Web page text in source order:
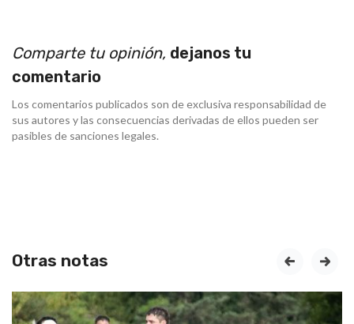
Comparte tu opinión, dejanos tu
comentario
Los comentarios publicados son de exclusiva responsabilidad de
sus autores y las consecuencias derivadas de ellos pueden ser
pasibles de sanciones legales.
Otras notas prev next